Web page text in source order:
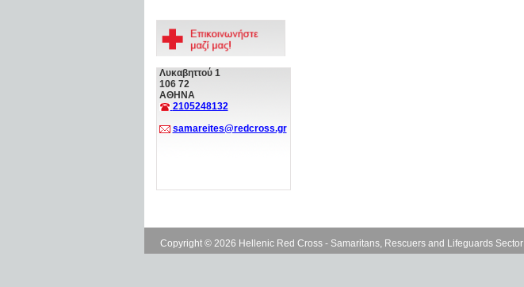
Λυκαβηττού 1
106 72
ΑΘΗΝΑ
2105248132
samareites@redcross.gr
Copyright © 2026 Hellenic Red Cross - Samaritans, Rescuers and Lifeguards Sector